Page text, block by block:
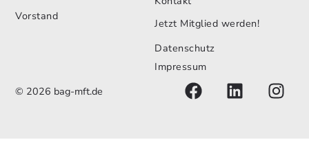
Vorstand
Jetzt Mitglied werden!
Datenschutz
Impressum
© 2026 bag-mft.de